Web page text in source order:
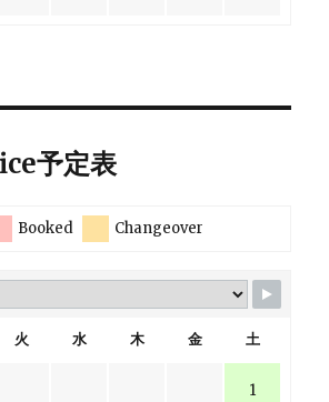
予定表
Booked Changeover
火 水 木 金 土
1